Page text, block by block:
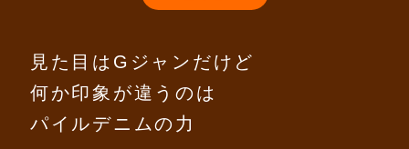
見た目はGジャンだけど
何か印象が違うのは
パイルデニムの力